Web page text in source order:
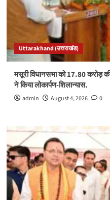
Uttarakhand (उत्तराखंड)
मसूरी विधानसभा को 17.80 करोड़
ने किया लोकार्पण-शिलान्यास.
admin August 4, 2026 0